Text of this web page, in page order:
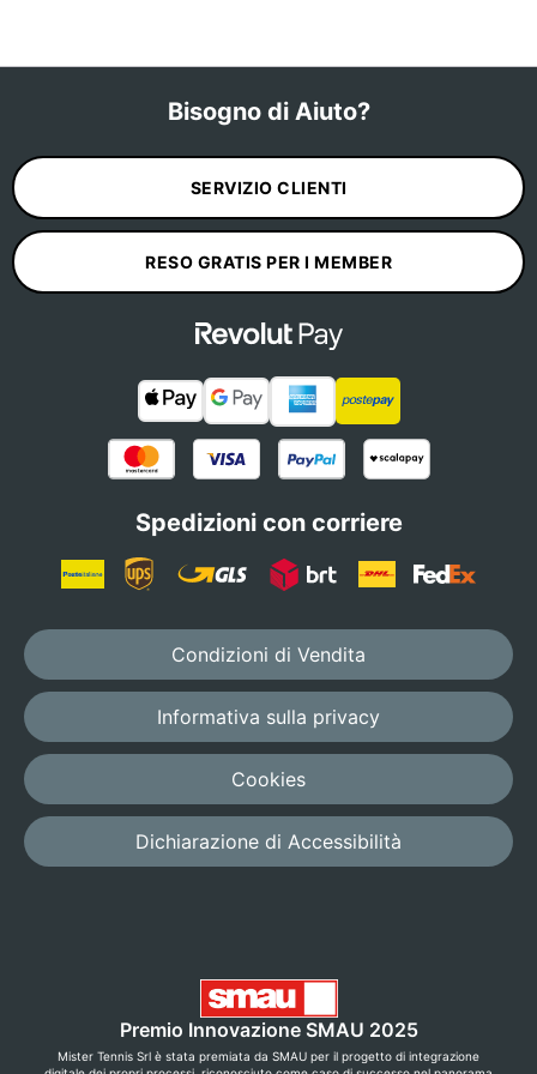
Bisogno di Aiuto?
SERVIZIO CLIENTI
RESO GRATIS PER I MEMBER
Spedizioni con corriere
Condizioni di Vendita
Informativa sulla privacy
Cookies
Dichiarazione di Accessibilità
Premio Innovazione SMAU 2025
Mister Tennis Srl è stata premiata da SMAU per il progetto di integrazione